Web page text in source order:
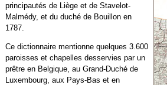
principautés de Liège et de Stavelot-
Malmédy, et du duché de Bouillon en
1787.
Ce dictionnaire mentionne quelques 3.600
paroisses et chapelles desservies par un
prêtre en Belgique, au Grand-Duché de
Luxembourg, aux Pays-Bas et en